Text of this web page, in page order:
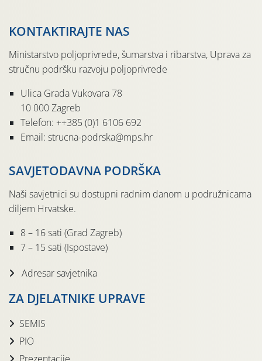
KONTAKTIRAJTE NAS
Ministarstvo poljoprivrede, šumarstva i ribarstva, Uprava za
stručnu podršku razvoju poljoprivrede
Ulica Grada Vukovara 78
10 000 Zagreb
Telefon: ++385 (0)1 6106 692
Email: strucna-podrska@mps.hr
SAVJETODAVNA PODRŠKA
Naši savjetnici su dostupni radnim danom u podružnicama
diljem Hrvatske.
8 – 16 sati (Grad Zagreb)
7 – 15 sati (Ispostave)
Adresar savjetnika
ZA DJELATNIKE UPRAVE
SEMIS
PIO